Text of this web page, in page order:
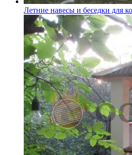
Летние навесы и беседки для